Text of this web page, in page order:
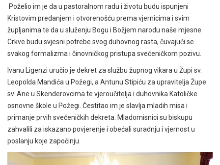
Poželio im je da u pastoralnom radu i životu budu ispunjeni
Kristovim predanjem i otvorenošću prema vjernicima i svim
župljanima te da u služenju Bogu i Božjem narodu naše mjesne
Crkve budu svjesni potrebe svog duhovnog rasta, čuvajući se
svakog formalizma i činovničkog pristupa svećeničkom pozivu.
Ivanu Ligenzi uručio je dekret za službu župnog vikara u Župi sv.
Leopolda Mandića u Požegi, a Antunu Stipiću za upravitelja Župe
sv. Ane u Skenderovcima te vjeroučitelja i duhovnika Katoličke
osnovne škole u Požegi. Čestitao im je slavlja mladih misa i
primanje prvih svećeničkih dekreta. Mladomisnici su biskupu
zahvalili za iskazano povjerenje i obećali suradnju i vjernost u
poslanju koje započinju.